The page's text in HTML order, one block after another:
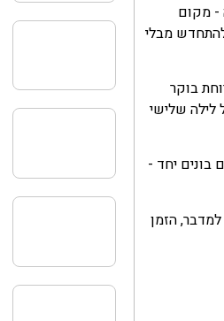
- מקום
המקום ממשיך להתחדש מבלי
בוקר
כולל לילה שלישי
בונים יחד -
הזמן